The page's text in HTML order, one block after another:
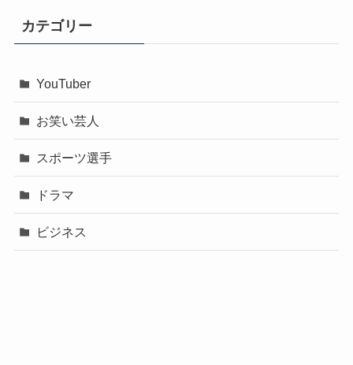
カテゴリー
YouTuber
お笑い芸人
スポーツ選手
ドラマ
ビジネス